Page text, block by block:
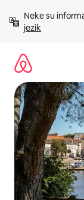
sadržaj
Neke su
jezik